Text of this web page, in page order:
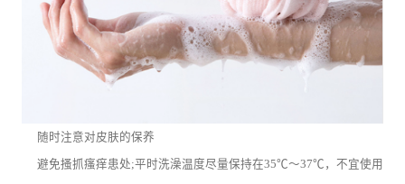
随时注意对皮肤的保养
避免搔抓瘙痒患处;平时洗澡温度尽量保持在35℃～37℃，不宜使用